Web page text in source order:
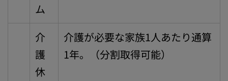
ム
介
護
休
介護が必要な家族1人あたり通算
1年。（分割取得可能）